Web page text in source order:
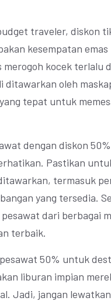
traveler, diskon
kesempatan
kocek terlalu
ditawarkan oleh
tepat untuk
dengan diskon
Pastikan
termasuk
yang tersedia.
dari berbagai
terbaik.
50% untuk
liburan impian
Jadi, jangan